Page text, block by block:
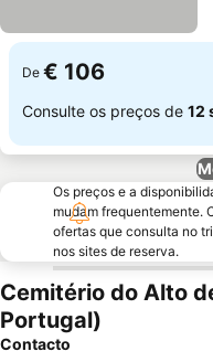
De € 106
Consulte os preços de 12
Os preços e a
mudam frequentemente.
ofertas que consulta no
nos sites de reserva.
Cemitério do Alto
Portugal)
Contacto